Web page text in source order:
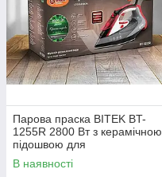
Парова праска BITEK BT-
1255R 2800 Вт з керамічною
підошвою для
горизонтального та
вертикального відпарювання
В наявності